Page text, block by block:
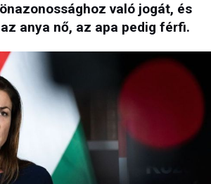
való jogát, és
anya nő, az apa pedig férfi.